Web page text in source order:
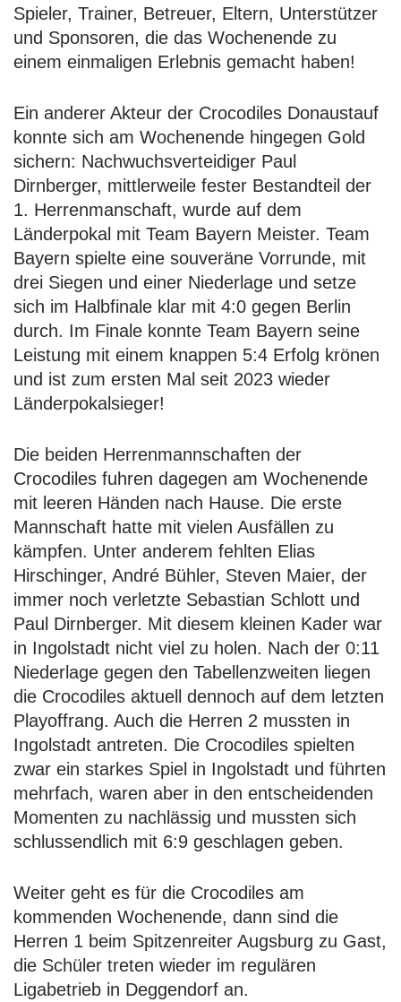
Spieler, Trainer, Betreuer, Eltern, Unterstützer
und Sponsoren, die das Wochenende zu
einem einmaligen Erlebnis gemacht haben!
Ein anderer Akteur der Crocodiles Donaustauf
konnte sich am Wochenende hingegen Gold
sichern: Nachwuchsverteidiger Paul
Dirnberger, mittlerweile fester Bestandteil der
1. Herrenmanschaft, wurde auf dem
Länderpokal mit Team Bayern Meister. Team
Bayern spielte eine souveräne Vorrunde, mit
drei Siegen und einer Niederlage und setze
sich im Halbfinale klar mit 4:0 gegen Berlin
durch. Im Finale konnte Team Bayern seine
Leistung mit einem knappen 5:4 Erfolg krönen
und ist zum ersten Mal seit 2023 wieder
Länderpokalsieger!
Die beiden Herrenmannschaften der
Crocodiles fuhren dagegen am Wochenende
mit leeren Händen nach Hause. Die erste
Mannschaft hatte mit vielen Ausfällen zu
kämpfen. Unter anderem fehlten Elias
Hirschinger, André Bühler, Steven Maier, der
immer noch verletzte Sebastian Schlott und
Paul Dirnberger. Mit diesem kleinen Kader war
in Ingolstadt nicht viel zu holen. Nach der 0:11
Niederlage gegen den Tabellenzweiten liegen
die Crocodiles aktuell dennoch auf dem letzten
Playoffrang. Auch die Herren 2 mussten in
Ingolstadt antreten. Die Crocodiles spielten
zwar ein starkes Spiel in Ingolstadt und führten
mehrfach, waren aber in den entscheidenden
Momenten zu nachlässig und mussten sich
schlussendlich mit 6:9 geschlagen geben.
Weiter geht es für die Crocodiles am
kommenden Wochenende, dann sind die
Herren 1 beim Spitzenreiter Augsburg zu Gast,
die Schüler treten wieder im regulären
Ligabetrieb in Deggendorf an.